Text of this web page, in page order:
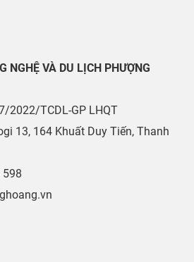
NGHỆ VÀ DU LỊCH PHƯỢNG
2022/TCDL-GP LHQT
13, 164 Khuất Duy Tiến, Thanh